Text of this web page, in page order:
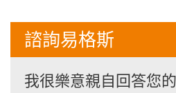
諮詢易格斯
我很樂意親自回答您